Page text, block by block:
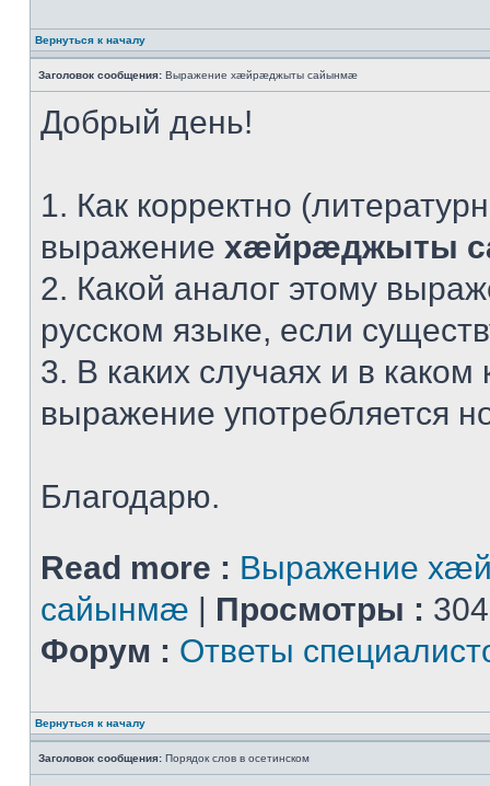
Вернуться к началу
Заголовок сообщения: Выражение хæйрæджыты сайынмæ
Добрый день!
1. Как корректно
выражение хæйрæджыты
2. Какой аналог этому
русском языке, если
3. В каких случаях и в каком
выражение употребляется
Благодарю.
Read more : Выражение
сайынмæ | Просмотры :
Форум : Ответы
Вернуться к началу
Заголовок сообщения: Порядок слов в осетинском